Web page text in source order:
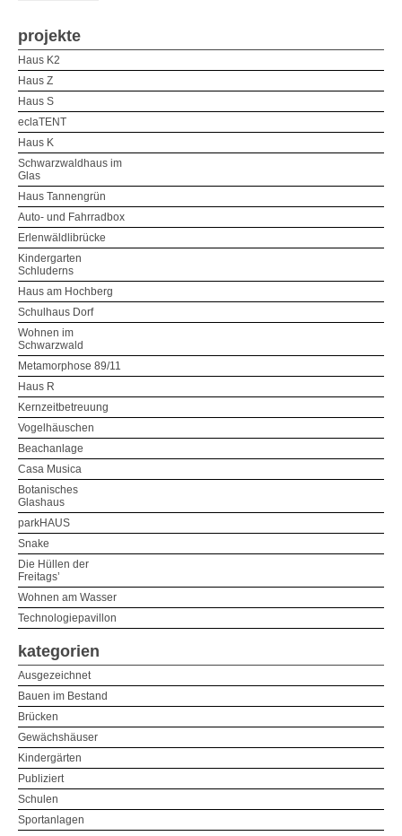
projekte
Haus K2
Haus Z
Haus S
eclaTENT
Haus K
Schwarzwaldhaus im
Glas
Haus Tannengrün
Auto- und Fahrradbox
Erlenwäldlibrücke
Kindergarten
Schluderns
Haus am Hochberg
Schulhaus Dorf
Wohnen im
Schwarzwald
Metamorphose 89/11
Haus R
Kernzeitbetreuung
Vogelhäuschen
Beachanlage
Casa Musica
Botanisches
Glashaus
parkHAUS
Snake
Die Hüllen der
Freitags’
Wohnen am Wasser
Technologiepavillon
kategorien
Ausgezeichnet
Bauen im Bestand
Brücken
Gewächshäuser
Kindergärten
Publiziert
Schulen
Sportanlagen